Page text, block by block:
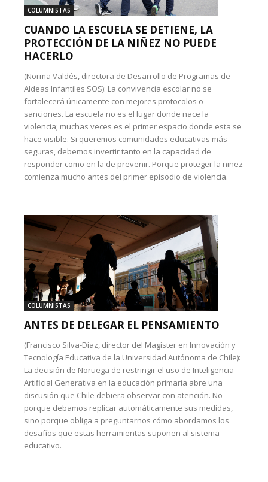
COLUMNISTAS
CUANDO LA ESCUELA SE DETIENE, LA
PROTECCIÓN DE LA NIÑEZ NO PUEDE
HACERLO
(Norma Valdés, directora de Desarrollo de Programas de
Aldeas Infantiles SOS): La convivencia escolar no se
fortalecerá únicamente con mejores protocolos o
sanciones. La escuela no es el lugar donde nace la
violencia; muchas veces es el primer espacio donde esta se
hace visible. Si queremos comunidades educativas más
seguras, debemos invertir tanto en la capacidad de
responder como en la de prevenir. Porque proteger la niñez
comienza mucho antes del primer episodio de violencia.
COLUMNISTAS
ANTES DE DELEGAR EL PENSAMIENTO
(Francisco Silva-Díaz, director del Magíster en Innovación y
Tecnología Educativa de la Universidad Autónoma de Chile):
La decisión de Noruega de restringir el uso de Inteligencia
Artificial Generativa en la educación primaria abre una
discusión que Chile debiera observar con atención. No
porque debamos replicar automáticamente sus medidas,
sino porque obliga a preguntarnos cómo abordamos los
desafíos que estas herramientas suponen al sistema
educativo.